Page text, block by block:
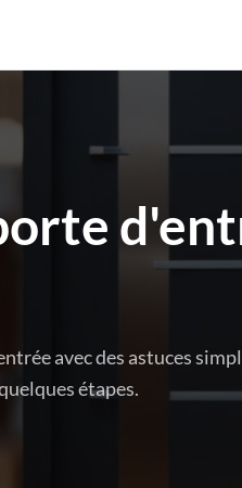
avec des astuces
étapes.